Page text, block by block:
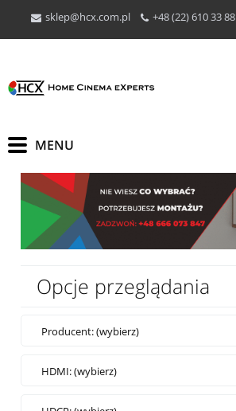
sklep@hcx.com.pl +48 (22) 610 33 88
Opcje przeglądania
Producent: (wybierz)
HDMI: (wybierz)